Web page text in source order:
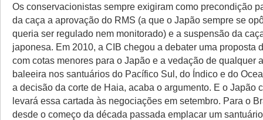
Os conservacionistas sempre exigiram como precondição
da caça a aprovação do RMS (a que o Japão sempre se
queria ser regulado nem monitorado) e a suspensão da
japonesa. Em 2010, a CIB chegou a debater uma proposta
com cotas menores para o Japão e a vedação de qualquer
baleeira nos santuários do Pacífico Sul, do Índico e do
a decisão da corte de Haia, acaba o argumento. E o Japão
levará essa cartada às negociações em setembro. Para o
desde o começo da década passada emplacar um